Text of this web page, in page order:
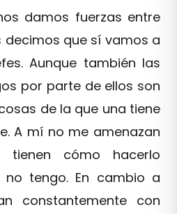
damos fuerzas entre
que sí vamos a
Aunque también las
por parte de ellos son
de la que una tiene
A mí no me amenazan
tienen cómo hacerlo
tengo. En cambio a
constantemente con